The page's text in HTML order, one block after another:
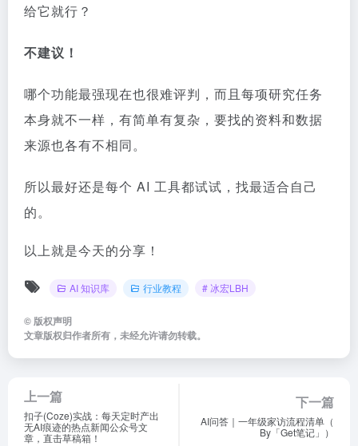
给它就行？
不建议！
哪个功能最强现在也很难评判，而且每项研究任务
本身就不一样，有简单有复杂，要找的资料和数据
来源也各有不相同。
所以最好还是每个 AI 工具都试试，找最适合自己
的。
以上就是今天的分享！
AI 知识库 行业教程 # 冰宏LBH
©版权声明
文章版权归作者所有，未经允许请勿转载。
上一篇
扣子(Coze)实战：每天定时产出
无AI痕迹的热点新闻公众号文
章，直击草稿箱！
下一篇
AI问答｜一年级家访流程清单（
By「Get笔记」）